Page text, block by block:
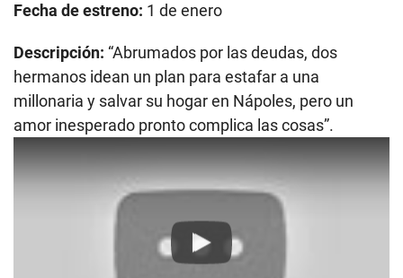
Fecha de estreno: 1 de enero
Descripción: “Abrumados por las deudas, dos
hermanos idean un plan para estafar a una
millonaria y salvar su hogar en Nápoles, pero un
amor inesperado pronto complica las cosas”.
Play